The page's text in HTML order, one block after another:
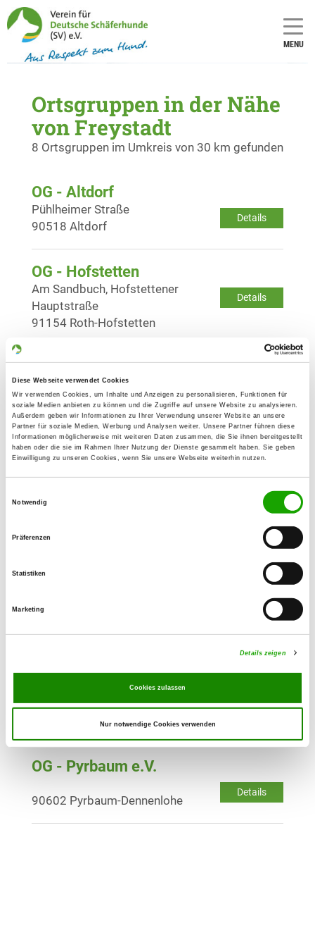
Diese Webseite verwendet Cookies
Wir verwenden Cookies, um Inhalte und Anzeigen zu personalisieren, Funktionen für
soziale Medien anbieten zu können und die Zugriffe auf unsere Website zu analysieren.
Außerdem geben wir Informationen zu Ihrer Verwendung unserer Website an unsere
Partner für soziale Medien, Werbung und Analysen weiter. Unsere Partner führen diese
Informationen möglicherweise mit weiteren Daten zusammen, die Sie ihnen bereitgestellt
haben oder die sie im Rahmen Ihrer Nutzung der Dienste gesammelt haben. Sie geben
Einwilligung zu unseren Cookies, wenn Sie unsere Webseite weiterhin nutzen.
Notwendig
Präferenzen
Statistiken
Marketing
Details zeigen
Cookies zulassen
Nur notwendige Cookies verwenden
MENU
Ortsgruppen in der Nähe
von Freystadt
8 Ortsgruppen im Umkreis von 30 km gefunden
OG - Altdorf
Details
Pühlheimer Straße
90518 Altdorf
OG - Hofstetten
Details
Am Sandbuch, Hofstettener
Hauptstraße
91154 Roth-Hofstetten
OG - Mooswiese/Neumarkt
Details
Sulzbürger Straße
92318 Neumarkt
OG - Neumarkt/Opf. und Umgeb.
Goldschmidtstr. 46
92318 Neumarkt in der Oberpfalz
Kornburger Str. 65
OG - Nürnberg-Altenfurt
Details
OG - Schwabach e.V.
Details
Äußere Rittersbacher Straße 55
91126 Schwabach
OG - Pyrbaum e.V.
Details
90602 Pyrbaum-Dennenlohe